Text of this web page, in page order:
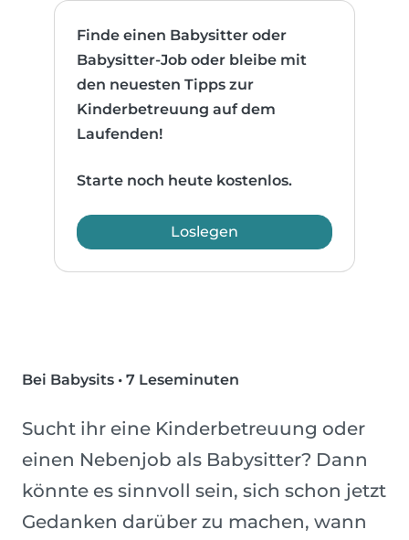
Finde einen Babysitter oder
Babysitter-Job oder bleibe mit
den neuesten Tipps zur
Kinderbetreuung auf dem
Laufenden!
Starte noch heute kostenlos.
Loslegen
Bei Babysits • 7 Leseminuten
Sucht ihr eine Kinderbetreuung oder
einen Nebenjob als Babysitter? Dann
könnte es sinnvoll sein, sich schon jetzt
Gedanken darüber zu machen, wann